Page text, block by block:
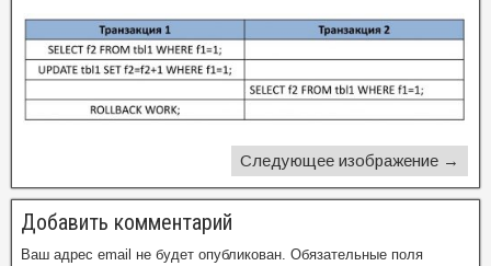
Следующее изображение →
Добавить комментарий
Ваш адрес email не будет опубликован. Обязательные поля